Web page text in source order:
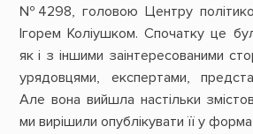
№4298, головою Центру
Ігорем Коліушком. Спочатку це
як і з іншими заінтересованими
урядовцями, експертами,
Але вона вийшла настільки
ми вирішили опублікувати її у